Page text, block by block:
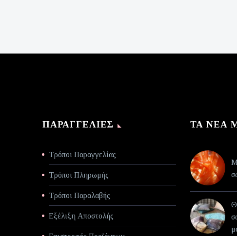
ΠΑΡΑΓΓΕΛΊΕΣ
Τρόποι Παραγγελίας
Τρόποι Πληρωμής
Τρόποι Παραλαβής
Εξέλιξη Αποστολής
ΤΑ ΝΈΑ